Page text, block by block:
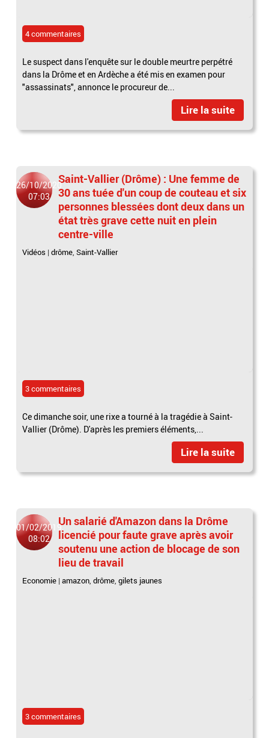
4 commentaires
Le suspect dans l'enquête sur le double meurtre perpétré
dans la Drôme et en Ardèche a été mis en examen pour
"assassinats", annonce le procureur de...
Lire la suite
26/10/2020
07:03
Saint-Vallier (Drôme) : Une femme de
30 ans tuée d'un coup de couteau et six
personnes blessées dont deux dans un
état très grave cette nuit en plein
centre-ville
Vidéos |drôme,Saint-Vallier
3 commentaires
Ce dimanche soir, une rixe a tourné à la tragédie à Saint-
Vallier (Drôme). D'après les premiers éléments,...
Lire la suite
01/02/2019
08:02
Un salarié d'Amazon dans la Drôme
licencié pour faute grave après avoir
soutenu une action de blocage de son
lieu de travail
Economie |amazon ,drôme ,gilets jaunes
3 commentaires